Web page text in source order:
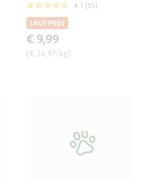
4.7 (55)
LAGE PRIJS
€ 9,99
(€ 24,97/kg)